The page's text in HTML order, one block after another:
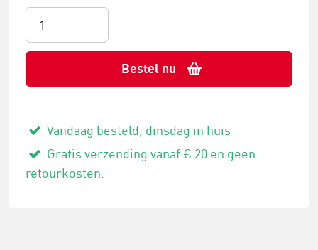
Bestel nu
Vandaag besteld, dinsdag in huis
Gratis verzending vanaf € 20 en geen
retourkosten.